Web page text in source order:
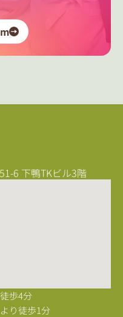
6 下鴨TKビル3階
歩4分
り徒歩1分